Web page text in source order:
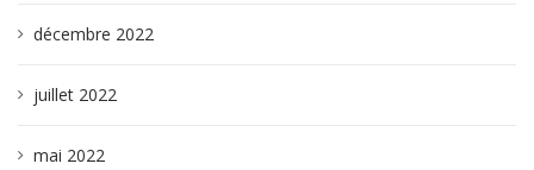
décembre 2022
juillet 2022
mai 2022